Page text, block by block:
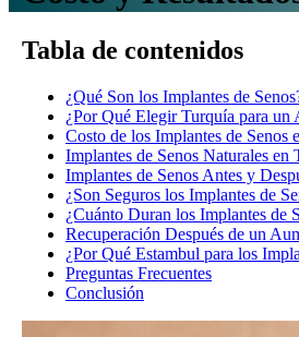
Tabla de contenidos
¿Qué Son los Implantes de
¿Por Qué Elegir Turquía para un
Costo de los Implantes de
Implantes de Senos Naturales en
Implantes de Senos Antes y
¿Son Seguros los Implantes de
¿Cuánto Duran los Implantes de
Recuperación Después de un
¿Por Qué Estambul para los
Preguntas Frecuentes
Conclusión